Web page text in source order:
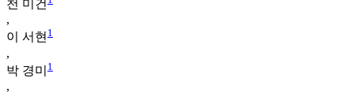
천 미건
,
이 서현 1
,
박 경미 1
,